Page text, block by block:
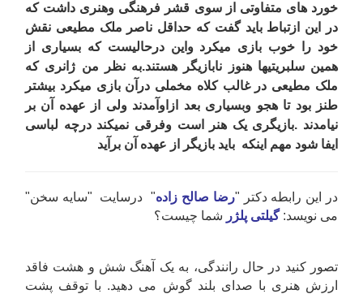
خورد های متفاوتی از سوی قشر فرهنگی وهنری داشت که
در این ازتباط باید گفت که حداقل ناصر ملک مطیعی نقش
خود را خوب بازی میکرد واین درحالیست که بسیاری از
همین سلبریتیها هنوز نابازیگر هستند.به نظر من ژانری که
ملک مطیعی در غالب کلاه مخملی درآن بازی میکرد بیشتر
طنز بود تا هجو وبسیاری بعد ازاوآمدند ولی از عهده آن بر
نیامدند .بازیگری یک هنر است وفرقی نمیکند درچه لباسی
ایفا شود مهم اینکه باید بازیگر از عهده آن برآید
در این رابطه دکتر "رضا صالح زاده" درسایت "سایه سخن"
می نویسد:گیلتی پلژر شما چیست؟
تصور کنید در حال رانندگی، به یک آهنگ شش و هشت فاقد
ارزش هنری با صدای بلند گوش می دهید. با توقف پشت